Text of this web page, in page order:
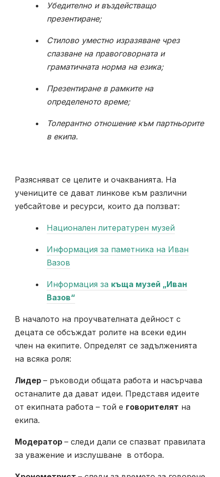
Убедително и въздействащо
презентиране;
Стилово уместно изразяване чрез
спазване на правоговорната и
граматичната норма на езика;
Презентиране в рамките на
определеното време;
Толерантно отношение към партньорите
в екипа.
Разясняват се целите и очакванията. На
учениците се дават линкове към различни
уебсайтове и ресурси, които да ползват:
Национален литературен музей
Информация за паметника на Иван
Вазов
Информация за къща музей „Иван
Вазов“
В началото на проучвателната дейност с
децата се обсъждат ролите на всеки един
член на екипите. Определят се задълженията
на всяка роля:
Лидер – ръководи общата работа и насърчава
останалите да дават идеи. Представя идеите
от екипната работа – той е говорителят на
екипа.
Модератор – следи дали се спазват правилата
за уважение и изслушване в отбора.